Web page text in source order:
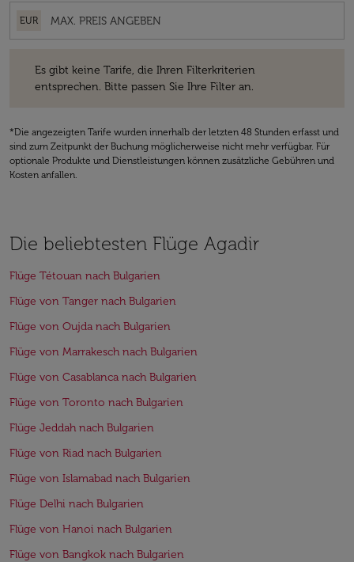
EUR
Es gibt keine Tarife, die Ihren Filterkriterien
entsprechen. Bitte passen Sie Ihre Filter an.
*Die angezeigten Tarife wurden innerhalb der letzten 48 Stunden erfasst und
sind zum Zeitpunkt der Buchung möglicherweise nicht mehr verfügbar. Für
optionale Produkte und Dienstleistungen können zusätzliche Gebühren und
Kosten anfallen.
Die beliebtesten Flüge Agadir
Flüge Tétouan nach Bulgarien
Flüge von Tanger nach Bulgarien
Flüge von Oujda nach Bulgarien
Flüge von Marrakesch nach Bulgarien
Flüge von Casablanca nach Bulgarien
Flüge von Toronto nach Bulgarien
Flüge Jeddah nach Bulgarien
Flüge von Riad nach Bulgarien
Flüge von Islamabad nach Bulgarien
Flüge Delhi nach Bulgarien
Flüge von Hanoi nach Bulgarien
Flüge von Bangkok nach Bulgarien